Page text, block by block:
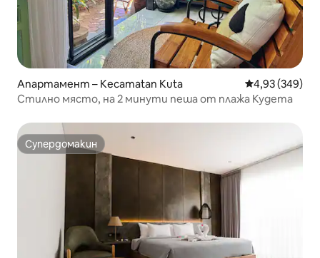
Апартамент – Kecamatan Kuta Средна
4,93 (349)
Стилно място, на 2 минути пеша от плажа Кудета
Супердомакин
Супердомакин